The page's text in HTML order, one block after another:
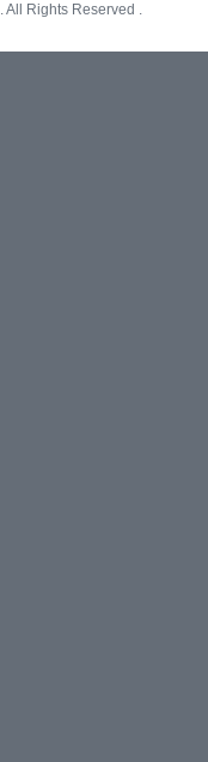
. All Rights Reserved .